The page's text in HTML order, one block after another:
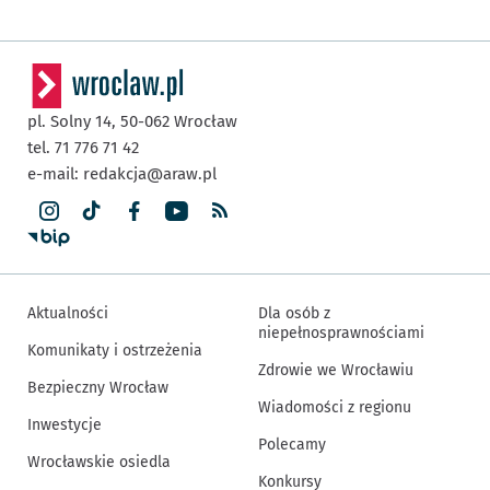
pl. Solny 14, 50-062 Wrocław
tel. 71 776 71 42
e-mail: redakcja@araw.pl
Aktualności
Komunikaty i ostrzeżenia
Bezpieczny Wrocław
Inwestycje
Wrocławskie osiedla
Dla osób z
niepełnosprawnościami
Zdrowie we Wrocławiu
Wiadomości z regionu
Polecamy
Konkursy